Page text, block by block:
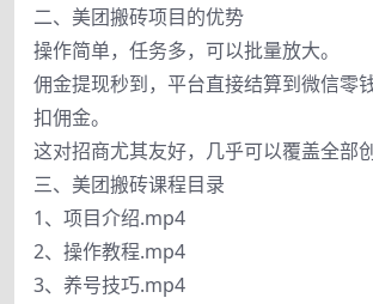
二、美团搬砖项目的优势
操作简单，任务多，可以批量放大。
佣金提现秒到，平台直接结算到微信零
扣佣金。
这对招商尤其友好，几乎可以覆盖全部
三、美团搬砖课程目录
1、项目介绍.mp4
2、操作教程.mp4
3、养号技巧.mp4